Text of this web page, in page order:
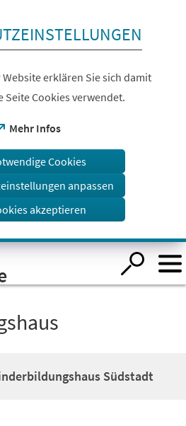
erklären Sie sich damit
Seite Cookies verwendet.
Mehr Infos
Cookies
anpassen
akzeptieren
Südstadt